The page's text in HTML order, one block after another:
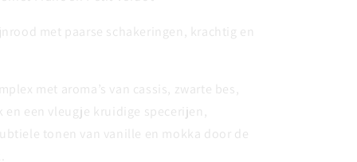
met paarse schakeringen, krachtig en
met aroma’s van cassis, zwarte bes,
en een vleugje kruidige specerijen,
tonen van vanille en mokka door de